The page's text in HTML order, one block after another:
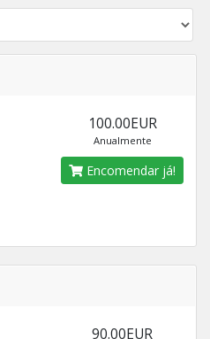
100.00EUR
Anualmente
Encomendar já!
90.00EUR